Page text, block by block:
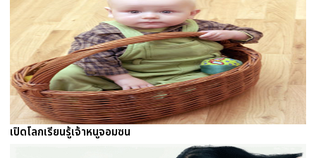
เปิดโลกเรียนรู้เจ้าหนูจอมซน